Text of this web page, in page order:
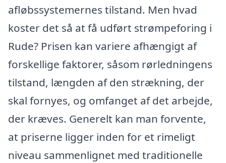
afløbssystemernes tilstand. Men hvad
koster det så at få udført strømpeforing i
Rude? Prisen kan variere afhængigt af
forskellige faktorer, såsom rørledningens
tilstand, længden af den strækning, der
skal fornyes, og omfanget af det arbejde,
der kræves. Generelt kan man forvente,
at priserne ligger inden for et rimeligt
niveau sammenlignet med traditionelle